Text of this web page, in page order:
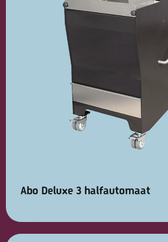
Abo Deluxe 3 halfautomaat